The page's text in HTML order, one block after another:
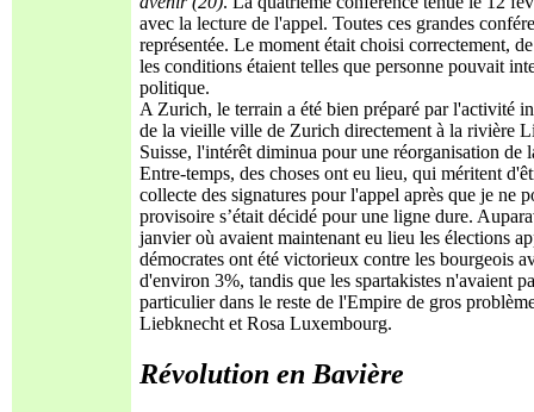
avec la lecture de l'appel. Toutes ces grandes
représentée. Le moment était choisi correctement,
les conditions étaient telles que personne pouvait
politique.
A Zurich, le terrain a été bien préparé par l'activité
de la vieille ville de Zurich directement à la rivière
Suisse, l'intérêt diminua pour une réorganisation
Entre-temps, des choses ont eu lieu, qui méritent
collecte des signatures pour l'appel après que je
provisoire s’était décidé pour une ligne dure.
janvier où avaient maintenant eu lieu les élections
démocrates ont été victorieux contre les bourgeois
d'environ 3%, tandis que les spartakistes n'avaient
particulier dans le reste de l'Empire de gros
Liebknecht et Rosa Luxembourg.
Révolution en Bavière